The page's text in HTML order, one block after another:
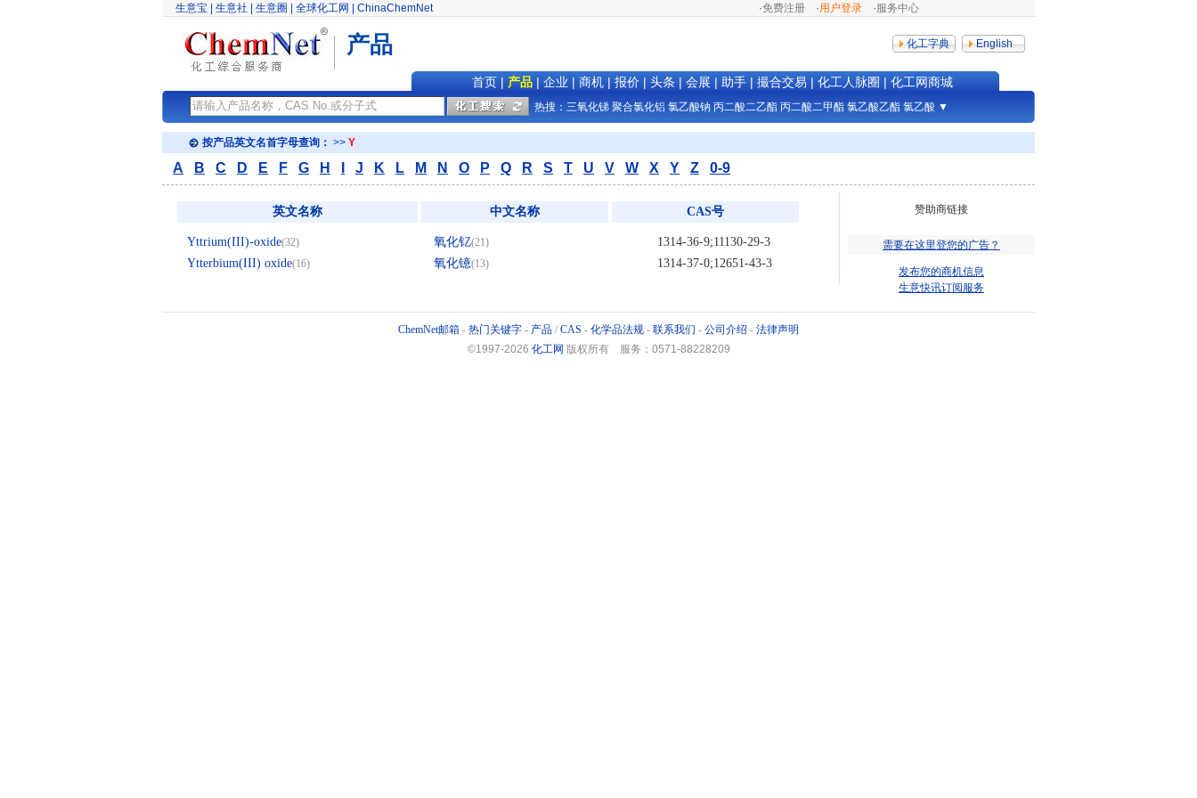
生意宝 生意社 生意圈 全球化工网 ChinaChemNet ·免费注册 ·用户登录 ·服务中心
产品 化工字典 English
首页| 产品| 企业 | 商机| 报价| 头条 | 会展 | 助手| 撮合交易 | 化工人脉圈 | 化工网商城
热搜： 三氧化锑 聚合氯化铝 氯乙酸钠 丙二酸二乙酯 丙二酸二甲酯 氯乙酸乙酯 氯乙酸 ▼
按产品英文名首字母查询： >> Y
A B C D E F G H J K L M N O P Q R S T U V W X Y Z 0-9
英文名称 中文名称 CAS号
Yttrium(III)-oxide(32) 氧化钇(21)
1314-36-9;11130-29-3
Ytterbium(III) oxide(16) 氧化镱(13) 1314-37-0;12651-43-3
赞助商链接
需要在这里登您的广告？
发布您的商机信息
生意快讯订阅服务
ChemNet邮箱 - 热门关键字 - 产品 / CAS - 化学品法规 - 联系我们 - 公司介绍 - 法律声明
©1997-2026 化工网 版权所有 服务：0571-88228209